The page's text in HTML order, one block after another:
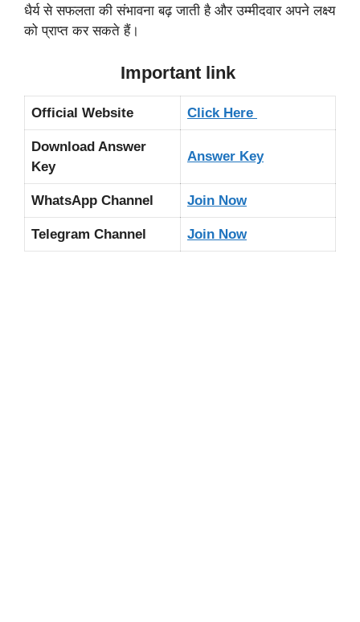
धैर्य से सफलता की संभावना बढ़ जाती है और उम्मीदवार अपने लक्ष्य
को प्राप्त कर सकते हैं।
Important link
Official Website Click Here
Download Answer
Key
Answer Key
WhatsApp Channel Join Now
Telegram Channel Join Now